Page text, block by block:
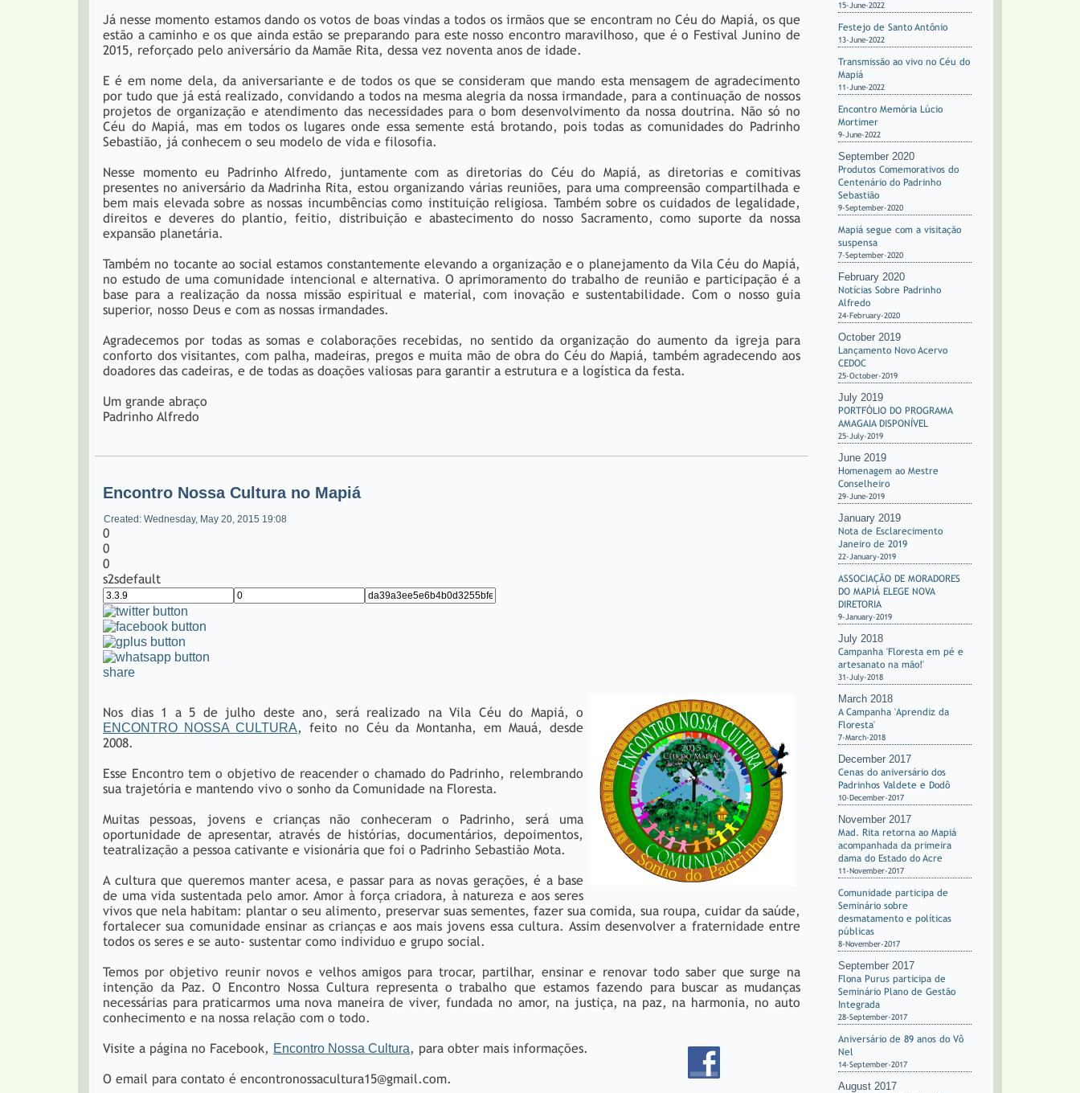
Já nesse momento estamos dando os votos de boas vindas a todos os irmãos que se encontram no Céu do Mapiá, os que
estão a caminho e os que ainda estão se preparando para este nosso encontro maravilhoso, que é o Festival Junino de
2015, reforçado pelo aniversário da Mamãe Rita, dessa vez noventa anos de idade.
E é em nome dela, da aniversariante e de todos os que se consideram que mando esta mensagem de agradecimento
por tudo que já está realizado, convidando a todos na mesma alegria da nossa irmandade, para a continuação de nossos
projetos de organização e atendimento das necessidades para o bom desenvolvimento da nossa doutrina. Não só no
Céu do Mapiá, mas em todos os lugares onde essa semente está brotando, pois todas as comunidades do Padrinho
Sebastião, já conhecem o seu modelo de vida e filosofia.
Nesse momento eu Padrinho Alfredo, juntamente com as diretorias do Céu do Mapiá, as diretorias e comitivas
presentes no aniversário da Madrinha Rita, estou organizando várias reuniões, para uma compreensão compartilhada e
bem mais elevada sobre as nossas incumbências como instituição religiosa. Também sobre os cuidados de legalidade,
direitos e deveres do plantio, feitio, distribuição e abastecimento do nosso Sacramento, como suporte da nossa
expansão planetária.
Também no tocante ao social estamos constantemente elevando a organização e o planejamento da Vila Céu do Mapiá,
no estudo de uma comunidade intencional e alternativa. O aprimoramento do trabalho de reunião e participação é a
base para a realização da nossa missão espiritual e material, com inovação e sustentabilidade. Com o nosso guia
superior, nosso Deus e com as nossas irmandades.
Agradecemos por todas as somas e colaborações recebidas, no sentido da organização do aumento da igreja para
conforto dos visitantes, com palha, madeiras, pregos e muita mão de obra do Céu do Mapiá, também agradecendo aos
doadores das cadeiras, e de todas as doações valiosas para garantir a estrutura e a logística da festa.
Um grande abraço
Padrinho Alfredo
Encontro Nossa Cultura no Mapiá
Created: Wednesday, May 20, 2015 19:08
0
0
0
s2sdefault
share
Nos dias 1 a 5 de julho deste ano, será realizado na Vila Céu do Mapiá, o
ENCONTRO NOSSA CULTURA, feito no Céu da Montanha, em Mauá, desde
2008.
Esse Encontro tem o objetivo de reacender o chamado do Padrinho, relembrando
sua trajetória e mantendo vivo o sonho da Comunidade na Floresta.
Muitas pessoas, jovens e crianças não conheceram o Padrinho, será uma
oportunidade de apresentar, através de histórias, documentários, depoimentos,
teatralização a pessoa cativante e visionária que foi o Padrinho Sebastião Mota.
A cultura que queremos manter acesa, e passar para as novas gerações, é a base
de uma vida sustentada pelo amor. Amor à força criadora, à natureza e aos seres
vivos que nela habitam: plantar o seu alimento, preservar suas sementes, fazer sua comida, sua roupa, cuidar da saúde,
fortalecer sua comunidade ensinar as crianças e aos mais jovens essa cultura. Assim desenvolver a fraternidade entre
todos os seres e se auto- sustentar como individuo e grupo social.
Temos por objetivo reunir novos e velhos amigos para trocar, partilhar, ensinar e renovar todo saber que surge na
intenção da Paz. O Encontro Nossa Cultura representa o trabalho que estamos fazendo para buscar as mudanças
necessárias para praticarmos uma nova maneira de viver, fundada no amor, na justiça, na paz, na harmonia, no auto
conhecimento e na nossa relação com o todo.
Visite a página no Facebook, Encontro Nossa Cultura, para obter mais informações.
O email para contato é encontronossacultura15@gmail.com.
15-June-2022
Festejo de Santo Antônio
13-June-2022
Transmissão ao vivo no Céu do
Mapiá
11-June-2022
Encontro Memória Lúcio
Mortimer
9-June-2022
September 2020
Produtos Comemorativos do
Centenário do Padrinho
Sebastião
9-September-2020
Mapiá segue com a visitação
suspensa
7-September-2020
February 2020
Notícias Sobre Padrinho
Alfredo
24-February-2020
October 2019
Lançamento Novo Acervo
CEDOC
25-October-2019
July 2019
PORTFÓLIO DO PROGRAMA
AMAGAIA DISPONÍVEL
25-July-2019
June 2019
Homenagem ao Mestre
Conselheiro
29-June-2019
January 2019
Nota de Esclarecimento
Janeiro de 2019
22-January-2019
ASSOCIAÇÃO DE MORADORES
DO MAPIÁ ELEGE NOVA
DIRETORIA
9-January-2019
July 2018
Campanha 'Floresta em pé e
artesanato na mão!'
31-July-2018
March 2018
A Campanha 'Aprendiz da
Floresta'
7-March-2018
December 2017
Cenas do aniversário dos
Padrinhos Valdete e Dodô
10-December-2017
November 2017
Mad. Rita retorna ao Mapiá
acompanhada da primeira
dama do Estado do Acre
11-November-2017
Comunidade participa de
Seminário sobre
desmatamento e políticas
públicas
8-November-2017
September 2017
Flona Purus participa de
Seminário Plano de Gestão
Integrada
28-September-2017
Aniversário de 89 anos do Vô
Nel
14-September-2017
August 2017